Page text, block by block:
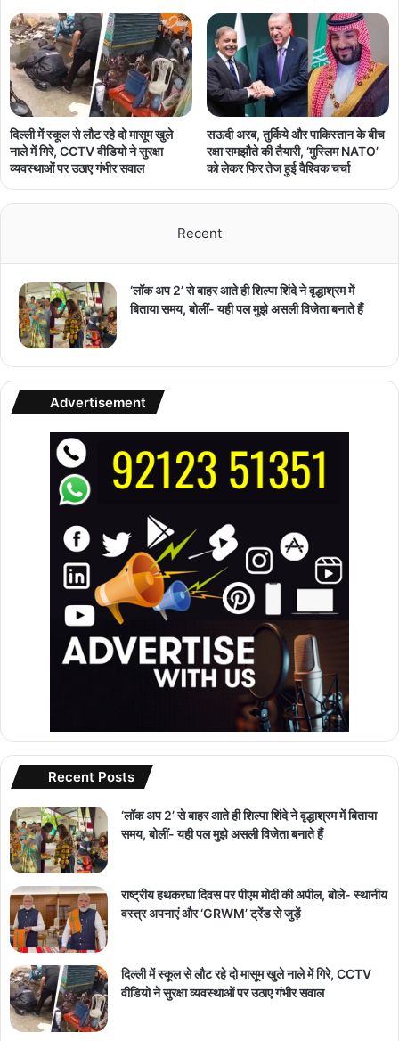
दिल्ली में स्कूल से लौट रहे दो मासूम खुले
नाले में गिरे, CCTV वीडियो ने सुरक्षा
व्यवस्थाओं पर उठाए गंभीर सवाल
सऊदी अरब, तुर्किये और पाकिस्तान के बीच
रक्षा समझौते की तैयारी, ‘मुस्लिम NATO’
को लेकर फिर तेज हुई वैश्विक चर्चा
Recent
‘लॉक अप 2’ से बाहर आते ही शिल्पा शिंदे ने वृद्धाश्रम में
बिताया समय, बोलीं- यही पल मुझे असली विजेता बनाते हैं
Advertisement
Recent Posts
‘लॉक अप 2’ से बाहर आते ही शिल्पा शिंदे ने वृद्धाश्रम में बिताया
समय, बोलीं- यही पल मुझे असली विजेता बनाते हैं
राष्ट्रीय हथकरघा दिवस पर पीएम मोदी की अपील, बोले- स्थानीय
वस्त्र अपनाएं और ‘GRWM’ ट्रेंड से जुड़ें
दिल्ली में स्कूल से लौट रहे दो मासूम खुले नाले में गिरे, CCTV
वीडियो ने सुरक्षा व्यवस्थाओं पर उठाए गंभीर सवाल